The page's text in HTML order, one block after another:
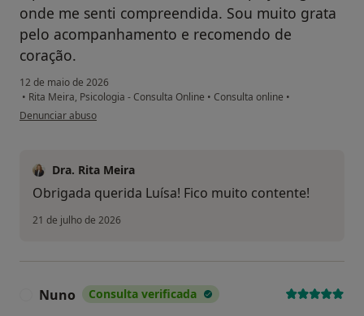
onde me senti compreendida. Sou muito grata
pelo acompanhamento e recomendo de
coração.
12 de maio de 2026
• Rita Meira, Psicologia - Consulta Online • Consulta online •
na opinião do utilizador Luísa M.
Denunciar abuso
Dra. Rita Meira
Obrigada querida Luísa! Fico muito contente!
21 de julho de 2026
Nuno Consulta verificada